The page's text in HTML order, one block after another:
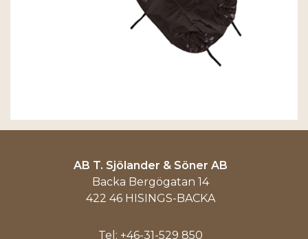
AB T. Sjölander & Söner AB
Backa Bergögatan 14
422 46 HISINGS-BACKA
Tel: +46-31-529 850